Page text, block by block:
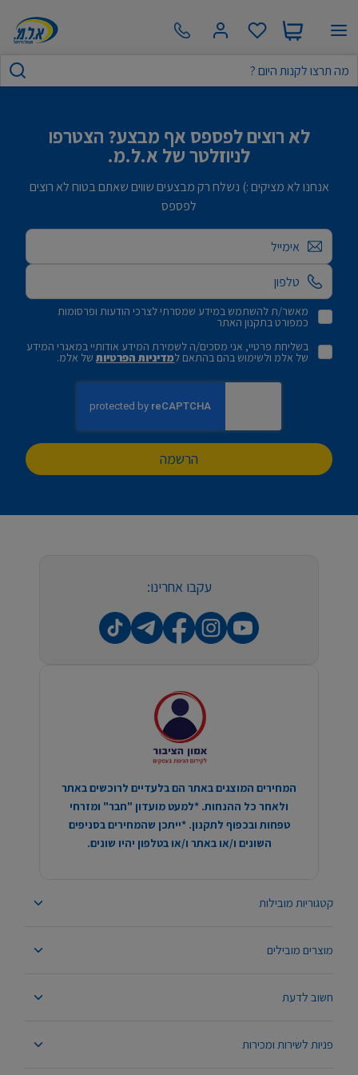
לא רוצים לפספס אף מבצע? הצטרפו
לניוזלטר של א.ל.מ.
אנחנו לא מציקים :) נשלח רק מבצעים שווים שאתם בטוח לא רוצים
לפספס
אימייל
מאשר/ת להשתמש במידע שמסרתי לצרכי הודעות ופרסומות
כמפורט בתקנון האתר
בשליחת פרטיי, אני מסכים/ה לשמירת המידע אודותיי במאגרי המידע
של אלמ ולשימוש בהם בהתאם למדיניות הפרטיותשל אלמ.
הרשמה
קטגוריות מובילות
מוצרים מובילים
חשוב לדעת
פניות לשירות ומכירות
עקבו אחרינו:
המחירים המוצגים באתר הם בלעדיים לרוכשים באתר
ולאחר כל ההנחות. *למעט מועדון "חבר" ומזרחי
טפחות ובכפוף לתקנון. *ייתכן שהמחירים בסניפים
השונים ו/או באתר ו/או בטלפון יהיו שונים.